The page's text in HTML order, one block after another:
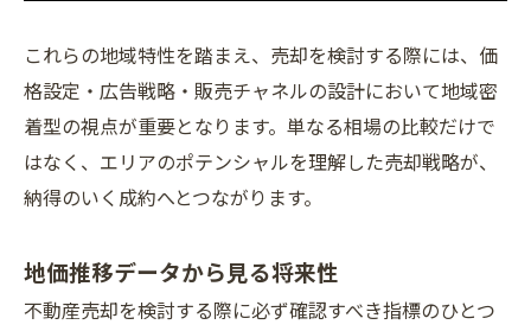
これらの地域特性を踏まえ、売却を検討する際には、価
格設定・広告戦略・販売チャネルの設計において地域密
着型の視点が重要となります。単なる相場の比較だけで
はなく、エリアのポテンシャルを理解した売却戦略が、
納得のいく成約へとつながります。
地価推移データから見る将来性
不動産売却を検討する際に必ず確認すべき指標のひとつ